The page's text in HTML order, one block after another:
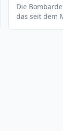
Die
das seit dem